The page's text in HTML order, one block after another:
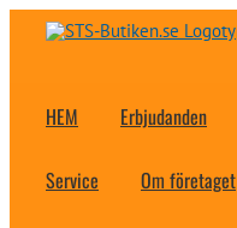
Fortsätt
HEM Erbjudanden
Service Om företaget